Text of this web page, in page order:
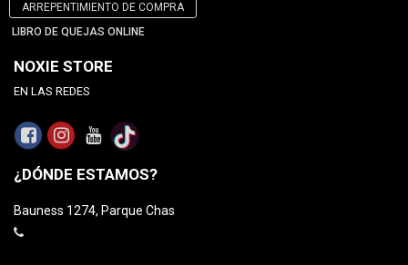
ARREPENTIMIENTO DE COMPRA
LIBRO DE QUEJAS ONLINE
NOXIE STORE
EN LAS REDES
¿DÓNDE ESTAMOS?
Bauness 1274, Parque Chas